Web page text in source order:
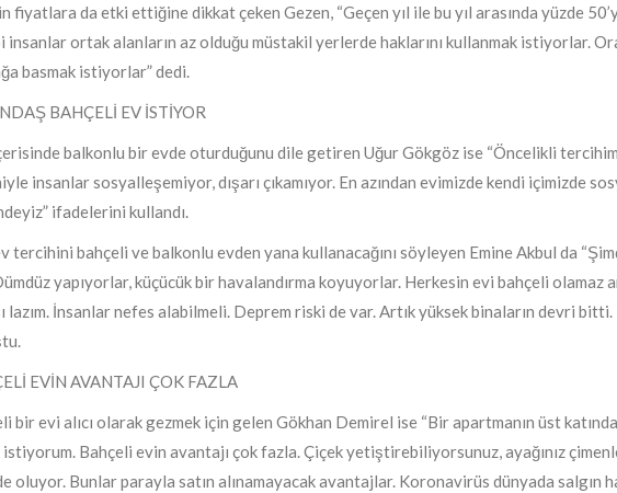
fiyatlara da etki ettiğine dikkat çeken Gezen, “Geçen yıl ile bu yıl arasında yüzde
insanlar ortak alanların az olduğu müstakil yerlerde haklarını kullanmak istiyorlar.
basmak istiyorlar” dedi.
BAHÇELİ EV İSTİYOR
balkonlu bir evde oturduğunu dile getiren Uğur Gökgöz ise “Öncelikli
insanlar sosyalleşemiyor, dışarı çıkamıyor. En azından evimizde kendi içimizde
ifadelerini kullandı.
tercihini bahçeli ve balkonlu evden yana kullanacağını söyleyen Emine Akbul da
yapıyorlar, küçücük bir havalandırma koyuyorlar. Herkesin evi bahçeli olamaz
lazım. İnsanlar nefes alabilmeli. Deprem riski de var. Artık yüksek binaların devri
EVİN AVANTAJI ÇOK FAZLA
bir evi alıcı olarak gezmek için gelen Gökhan Demirel ise “Bir apartmanın üst
istiyorum. Bahçeli evin avantajı çok fazla. Çiçek yetiştirebiliyorsunuz, ayağınız
oluyor. Bunlar parayla satın alınamayacak avantajlar. Koronavirüs dünyada salgın